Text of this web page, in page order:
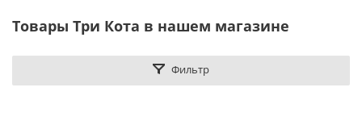
Товары Три Кота в нашем магазине
Фильтр